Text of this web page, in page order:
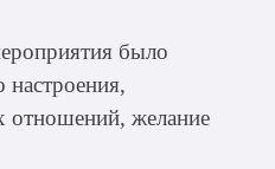
было
настроения,
отношений, желание